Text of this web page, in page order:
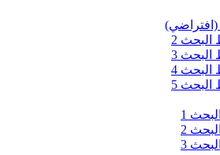
(افتراضي)
2
3
4
5
1
2
3